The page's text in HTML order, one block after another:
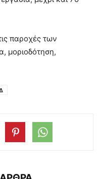
παροχές των
μοριοδότηση,